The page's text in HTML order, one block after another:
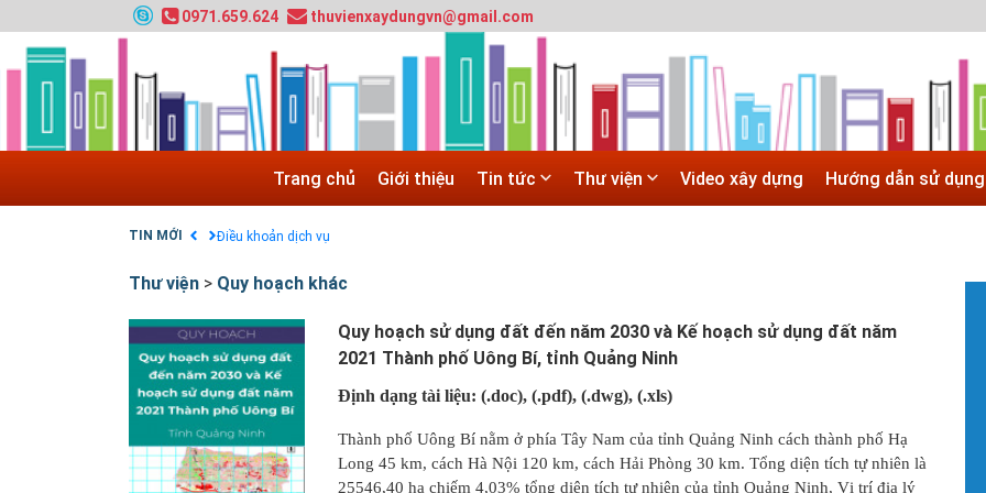
0971.659.624 thuvienxaydungvn@gmail.com
Trang chủ Giới thiệu Tin tức Thư viện Video xây dựng Hướng dẫn sử dụng
TIN MỚI
HƯỚNG DẪN THANH TOÁN VNPAY TRÊN WEBSITE
Tuyển sinh 2024, Khoa kỹ thuật hạ tầng và môi trường đô thị - Đại học Kiến trúc Hà Nội
Quy hoạch chung hệ thống đê điều thành phố Hà Nội
GIAO LƯU TRỰC TUYẾN - TƯ VẤN TUYỂN SINH ĐẠI HỌC CHÍNH QUY ĐẠI HỌC KIẾN TRÚC NĂM 2020 - SỐ 02
Tuyển sinh 2025, Khoa kỹ thuật hạ tầng và môi trường đô thị - Đại học Kiến trúc Hà Nội
Điều khoản dịch vụ
Thư viện > Quy hoạch khác
Quy hoạch sử dụng đất đến năm 2030 và Kế hoạch sử dụng đất năm
2021 Thành phố Uông Bí, tỉnh Quảng Ninh
Định dạng tài liệu: (.doc), (.pdf), (.dwg), (.xls)
Thành phố Uông Bí nằm ở phía Tây Nam của tỉnh Quảng Ninh cách thành phố Hạ
Long 45 km, cách Hà Nội 120 km, cách Hải Phòng 30 km. Tổng diện tích tự nhiên là
25546,40 ha chiếm 4,03% tổng diện tích tự nhiên của tỉnh Quảng Ninh, Vị trí địa lý